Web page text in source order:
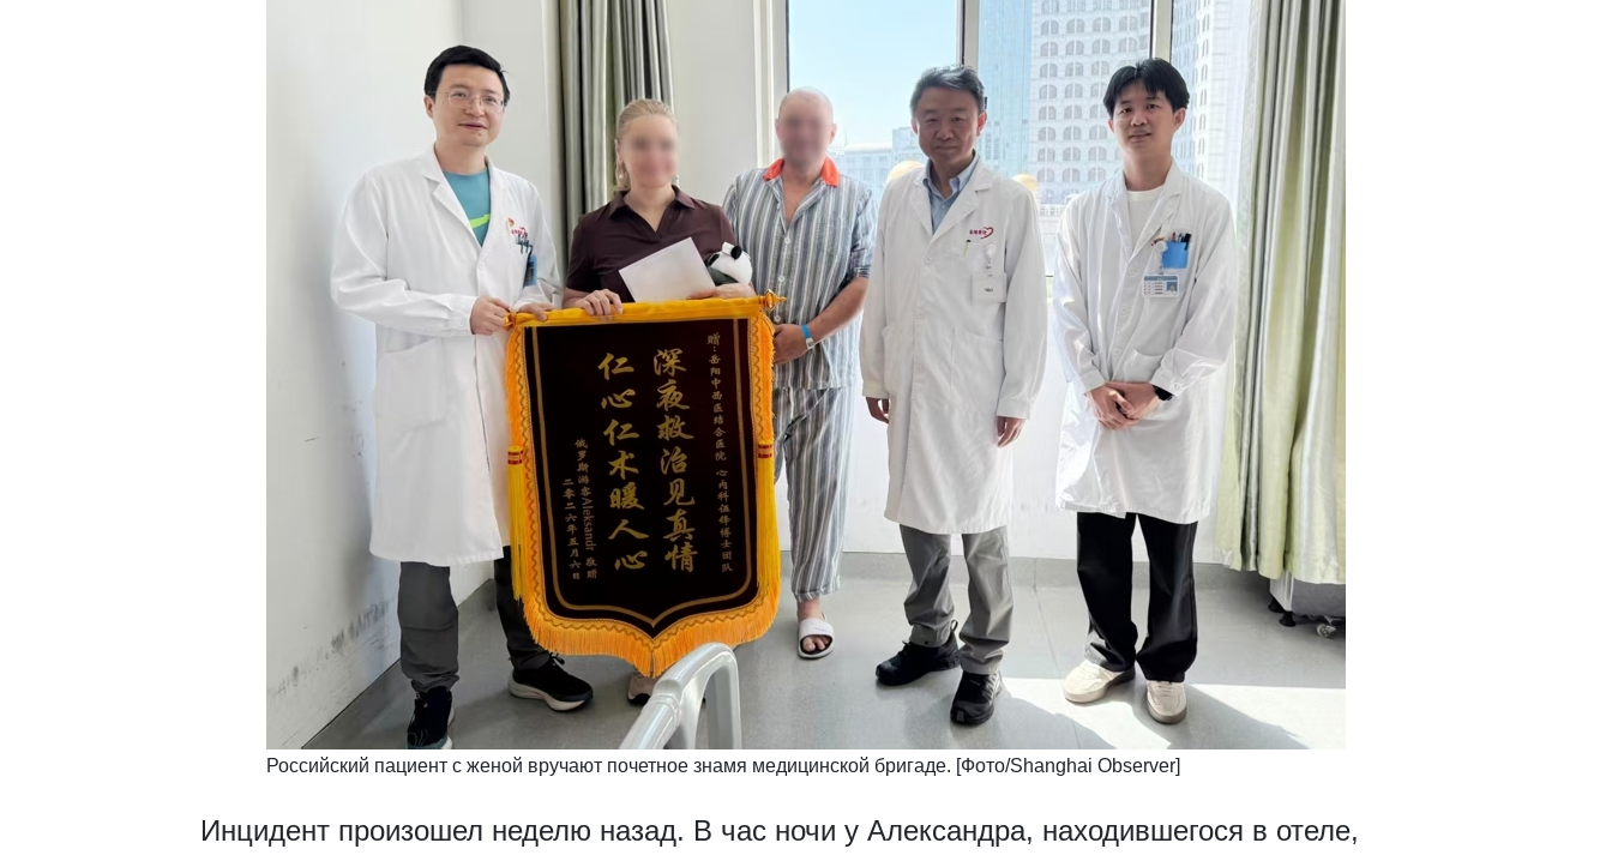
Российский пациент с женой вручают почетное знамя медицинской бригаде. [Фото/Shanghai Observer]
​Инцидент произошел неделю назад. В час ночи у Александра, находившегося в отеле,